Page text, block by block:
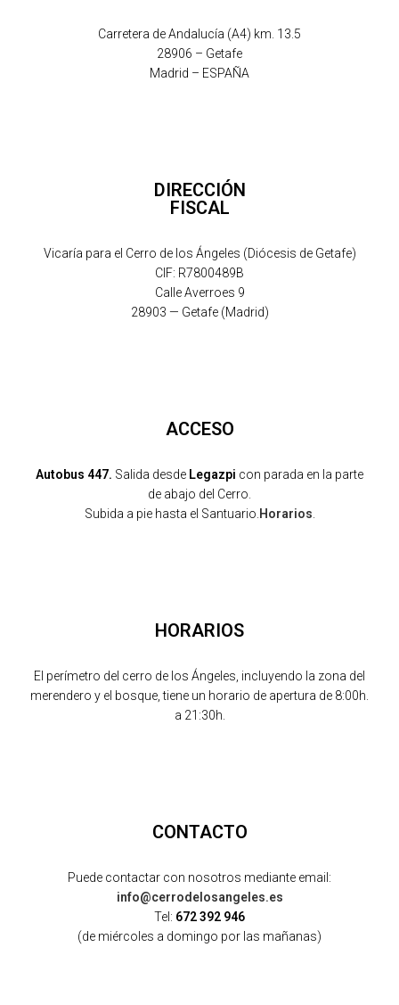
Carretera de Andalucía (A4) km. 13.5
28906 – Getafe
Madrid – ESPAÑA
DIRECCIÓN
FISCAL
Vicaría para el Cerro de los Ángeles (Diócesis de Getafe)
CIF: R7800489B
Calle Averroes 9
28903 — Getafe (Madrid)
ACCESO
Autobus 447. Salida desde Legazpi con parada en la parte
de abajo del Cerro.
Subida a pie hasta el Santuario. Horarios
HORARIOS
El perímetro del cerro de los Ángeles, incluyendo la zona del
merendero y el bosque, tiene un horario de apertura de 8:00h.
a 21:30h.
CONTACTO
Puede contactar con nosotros mediante email:
info@cerrodelosangeles.es
Tel: 672 392 946
(de miércoles a domingo por las mañanas)